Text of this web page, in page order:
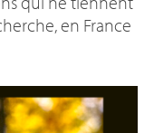
en France